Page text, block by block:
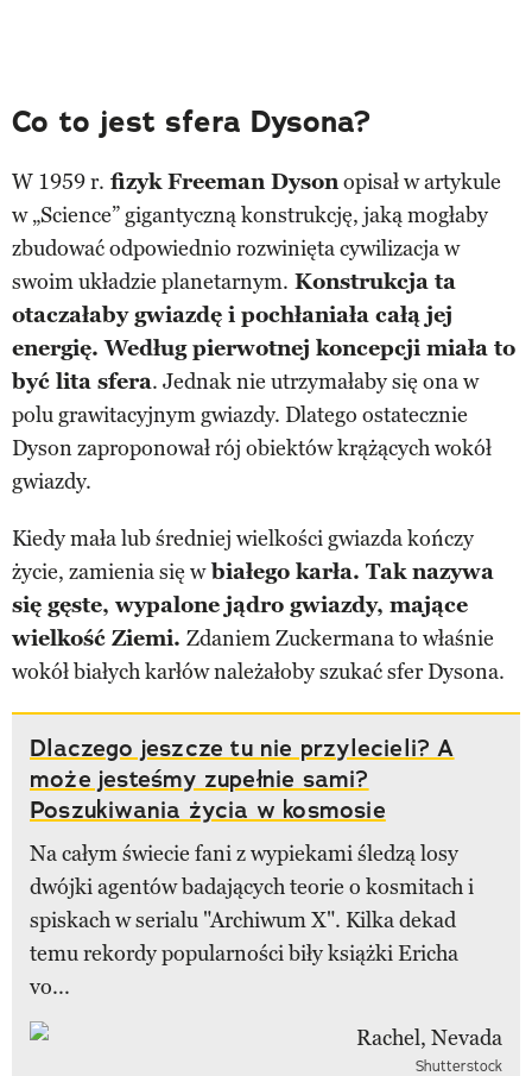
Co to jest sfera Dysona?
W 1959 r. fizyk Freeman Dysonopisał w artykule
w „Science” gigantyczną konstrukcję, jaką mogłaby
zbudować odpowiednio rozwinięta cywilizacja w
swoim układzie planetarnym. Konstrukcja ta
otaczałaby gwiazdę i pochłaniała całą jej
energię. Według pierwotnej koncepcji miała to
być lita sfera. Jednak nie utrzymałaby się ona w
polu grawitacyjnym gwiazdy. Dlatego ostatecznie
Dyson zaproponował rój obiektów krążących wokół
gwiazdy.
Kiedy mała lub średniej wielkości gwiazda kończy
życie, zamienia się wbiałego karła. Tak nazywa
się gęste, wypalone jądro gwiazdy, mające
wielkość Ziemi. Zdaniem Zuckermana to właśnie
wokół białych karłów należałoby szukać sfer Dysona.
Dlaczego jeszcze tu nie przylecieli? A
może jesteśmy zupełnie sami?
Poszukiwania życia w kosmosie
Na całym świecie fani z wypiekami śledzą losy
dwójki agentów badających teorie o kosmitach i
spiskach w serialu "Archiwum X". Kilka dekad
temu rekordy popularności biły książki Ericha
vo...
Shutterstock